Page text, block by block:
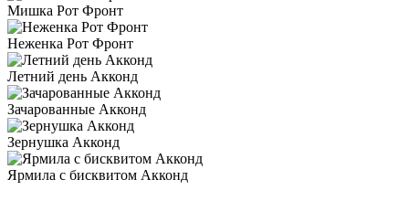
Мишка Рот Фронт
Неженка Рот Фронт
Летний день Акконд
Зачарованные Акконд
Зернушка Акконд
Ярмила с бисквитом Акконд